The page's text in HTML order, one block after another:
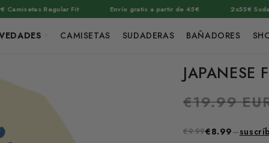
Regular Fit · Envío gratis a partir de 45€ · 2x55€ Sudaderas
CAMISETAS SUDADERAS BAÑADORES
JAPANESE
Precio
€19.99
€9.99€8.99–